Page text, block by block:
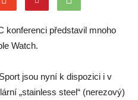
konferenci představil mnoho
Watch.
jsou nyní k dispozici i v
„stainless steel“ (nerezový)